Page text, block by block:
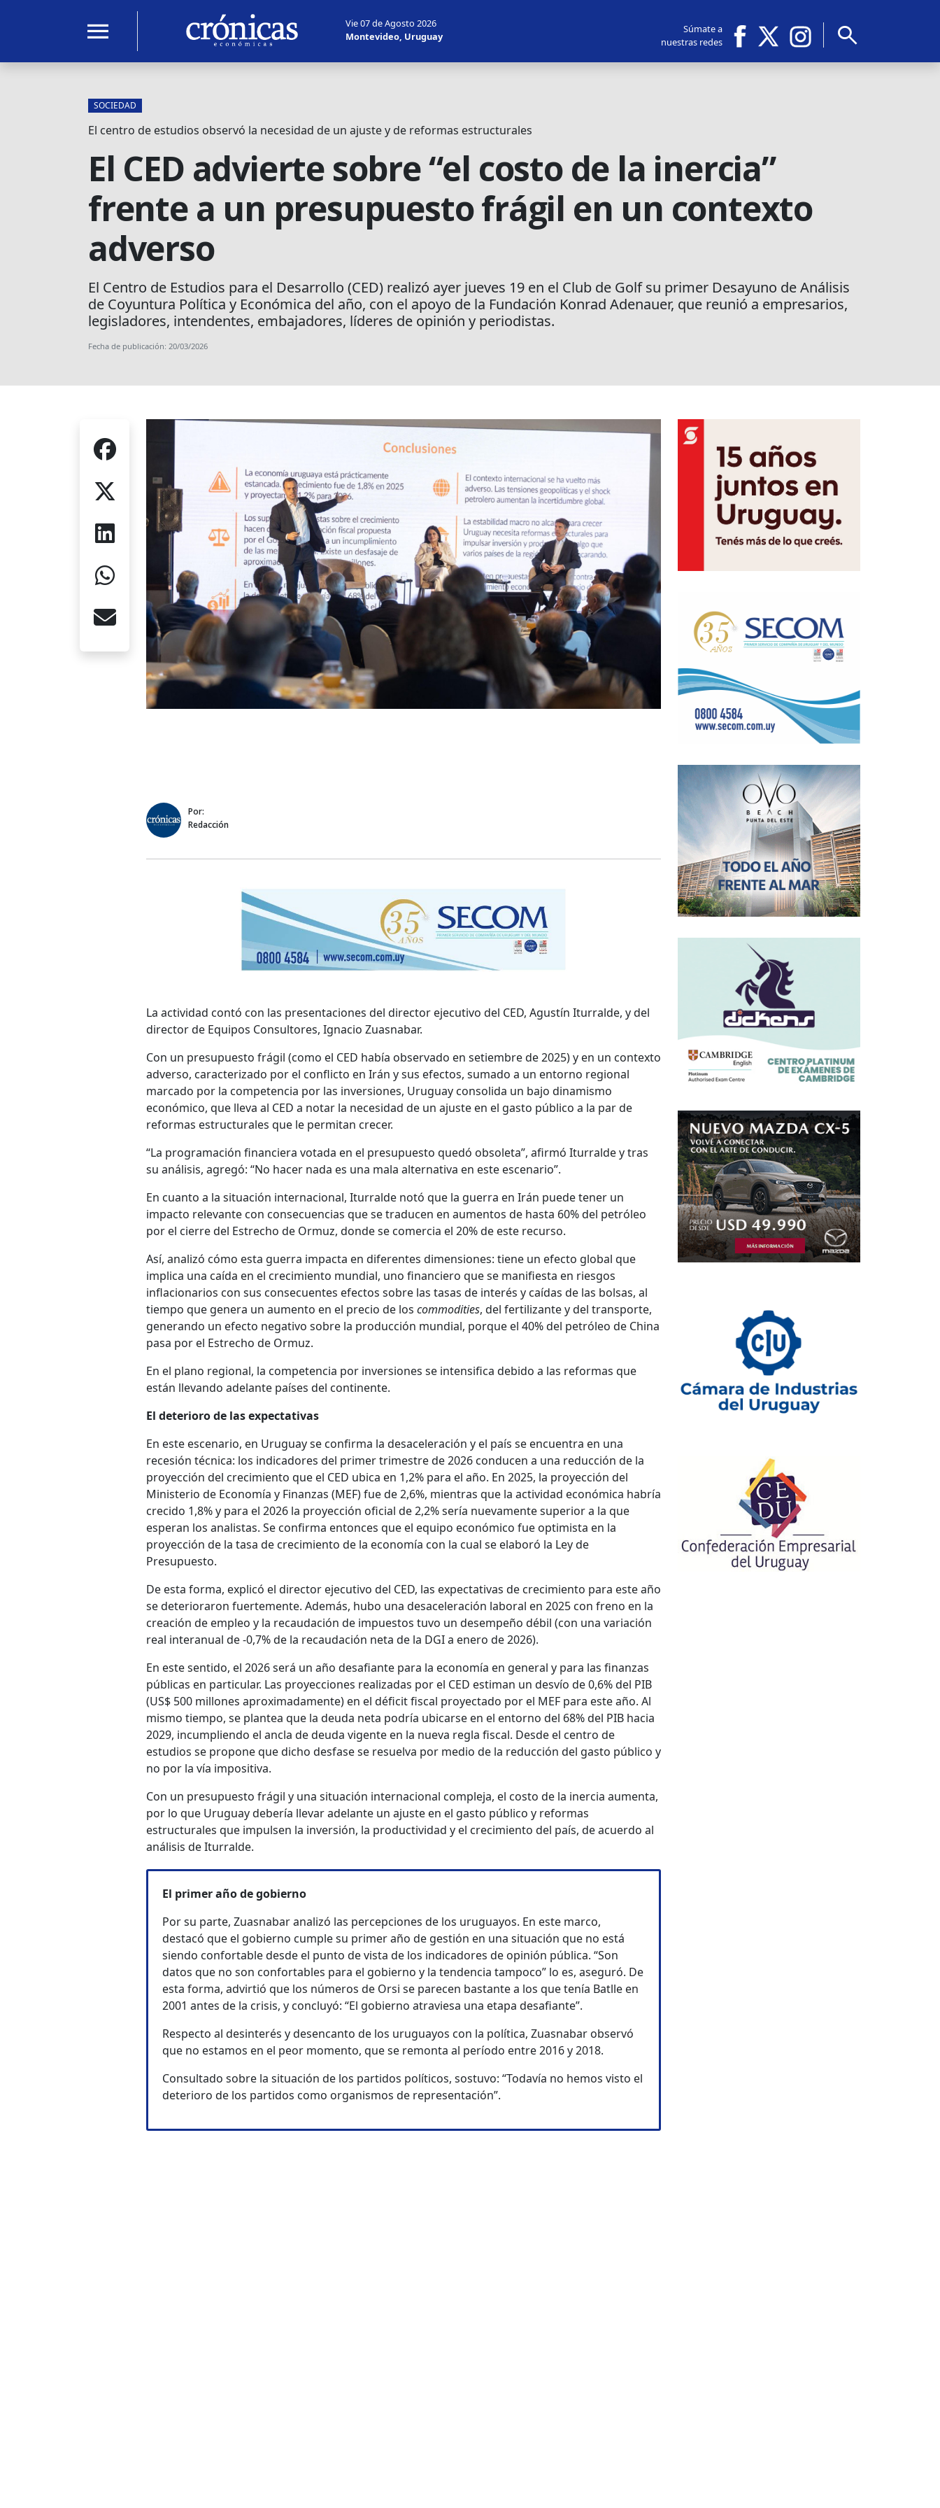
menu
Vie 07 de Agosto 2026
Montevideo, Uruguay
Súmate a
nuestras redes
search
SOCIEDAD
El centro de estudios observó la necesidad de un ajuste y de reformas estructurales
El CED advierte sobre “el costo de la inercia”
frente a un presupuesto frágil en un contexto
adverso
El Centro de Estudios para el Desarrollo (CED) realizó ayer jueves 19 en el Club de Golf su primer Desayuno de Análisis
de Coyuntura Política y Económica del año, con el apoyo de la Fundación Konrad Adenauer, que reunió a empresarios,
legisladores, intendentes, embajadores, líderes de opinión y periodistas.
Fecha de publicación: 20/03/2026
Por:
Redacción
La actividad contó con las presentaciones del director ejecutivo del CED, Agustín Iturralde, y del
director de Equipos Consultores, Ignacio Zuasnabar.
Con un presupuesto frágil (como el CED había observado en setiembre de 2025) y en un contexto
adverso, caracterizado por el conflicto en Irán y sus efectos, sumado a un entorno regional
marcado por la competencia por las inversiones, Uruguay consolida un bajo dinamismo
económico, que lleva al CED a notar la necesidad de un ajuste en el gasto público a la par de
reformas estructurales que le permitan crecer.
“La programación financiera votada en el presupuesto quedó obsoleta”, afirmó Iturralde y tras
su análisis, agregó: “No hacer nada es una mala alternativa en este escenario”.
En cuanto a la situación internacional, Iturralde notó que la guerra en Irán puede tener un
impacto relevante con consecuencias que se traducen en aumentos de hasta 60% del petróleo
por el cierre del Estrecho de Ormuz, donde se comercia el 20% de este recurso.
Así, analizó cómo esta guerra impacta en diferentes dimensiones: tiene un efecto global que
implica una caída en el crecimiento mundial, uno financiero que se manifiesta en riesgos
inflacionarios con sus consecuentes efectos sobre las tasas de interés y caídas de las bolsas, al
tiempo que genera un aumento en el precio de los commodities, del fertilizante y del transporte,
generando un efecto negativo sobre la producción mundial, porque el 40% del petróleo de China
pasa por el Estrecho de Ormuz.
En el plano regional, la competencia por inversiones se intensifica debido a las reformas que
están llevando adelante países del continente.
El deterioro de las expectativas
En este escenario, en Uruguay se confirma la desaceleración y el país se encuentra en una
recesión técnica: los indicadores del primer trimestre de 2026 conducen a una reducción de la
proyección del crecimiento que el CED ubica en 1,2% para el año. En 2025, la proyección del
Ministerio de Economía y Finanzas (MEF) fue de 2,6%, mientras que la actividad económica habría
crecido 1,8% y para el 2026 la proyección oficial de 2,2% sería nuevamente superior a la que
esperan los analistas. Se confirma entonces que el equipo económico fue optimista en la
proyección de la tasa de crecimiento de la economía con la cual se elaboró la Ley de
Presupuesto.
De esta forma, explicó el director ejecutivo del CED, las expectativas de crecimiento para este año
se deterioraron fuertemente. Además, hubo una desaceleración laboral en 2025 con freno en la
creación de empleo y la recaudación de impuestos tuvo un desempeño débil (con una variación
real interanual de -0,7% de la recaudación neta de la DGI a enero de 2026).
En este sentido, el 2026 será un año desafiante para la economía en general y para las finanzas
públicas en particular. Las proyecciones realizadas por el CED estiman un desvío de 0,6% del PIB
(US$ 500 millones aproximadamente) en el déficit fiscal proyectado por el MEF para este año. Al
mismo tiempo, se plantea que la deuda neta podría ubicarse en el entorno del 68% del PIB hacia
2029, incumpliendo el ancla de deuda vigente en la nueva regla fiscal. Desde el centro de
estudios se propone que dicho desfase se resuelva por medio de la reducción del gasto público y
no por la vía impositiva.
Con un presupuesto frágil y una situación internacional compleja, el costo de la inercia aumenta,
por lo que Uruguay debería llevar adelante un ajuste en el gasto público y reformas
estructurales que impulsen la inversión, la productividad y el crecimiento del país, de acuerdo al
análisis de Iturralde.
El primer año de gobierno
Por su parte, Zuasnabar analizó las percepciones de los uruguayos. En este marco,
destacó que el gobierno cumple su primer año de gestión en una situación que no está
siendo confortable desde el punto de vista de los indicadores de opinión pública. “Son
datos que no son confortables para el gobierno y la tendencia tampoco” lo es, aseguró. De
esta forma, advirtió que los números de Orsi se parecen bastante a los que tenía Batlle en
2001 antes de la crisis, y concluyó: “El gobierno atraviesa una etapa desafiante”.
Respecto al desinterés y desencanto de los uruguayos con la política, Zuasnabar observó
que no estamos en el peor momento, que se remonta al período entre 2016 y 2018.
Consultado sobre la situación de los partidos políticos, sostuvo: “Todavía no hemos visto el
deterioro de los partidos como organismos de representación”.